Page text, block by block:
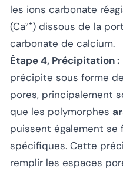
les ions carbonate
(Ca²⁺) dissous de la
carbonate de calcium.
Étape 4, Précipitation :
précipite sous forme
pores, principalement
que les polymorphes
puissent également
spécifiques. Cette
remplir les espaces